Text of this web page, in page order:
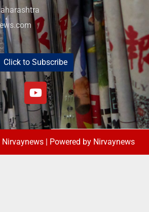
Click to Subscribe
| Powered by Nirvaynews